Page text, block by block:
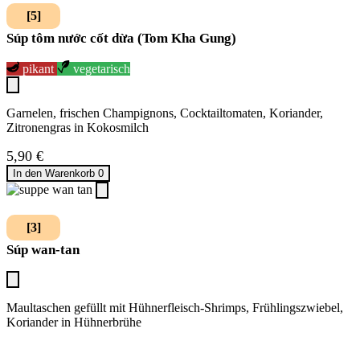
[5]
Súp tôm nước cốt dừa (Tom Kha Gung)
pikant vegetarisch
Garnelen, frischen Champignons, Cocktailtomaten, Koriander,
Zitronengras in Kokosmilch
5,90 €
In den Warenkorb 0
[3]
Súp wan-tan
Maultaschen gefüllt mit Hühnerfleisch-Shrimps, Frühlingszwiebel,
Koriander in Hühnerbrühe